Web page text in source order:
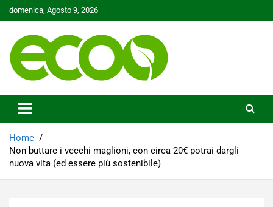
Skip
to
domenica, Agosto 9, 2026
Ecoo.it
Home
Non buttare i vecchi maglioni, con circa 20€ potrai dargli
nuova vita (ed essere più sostenibile)